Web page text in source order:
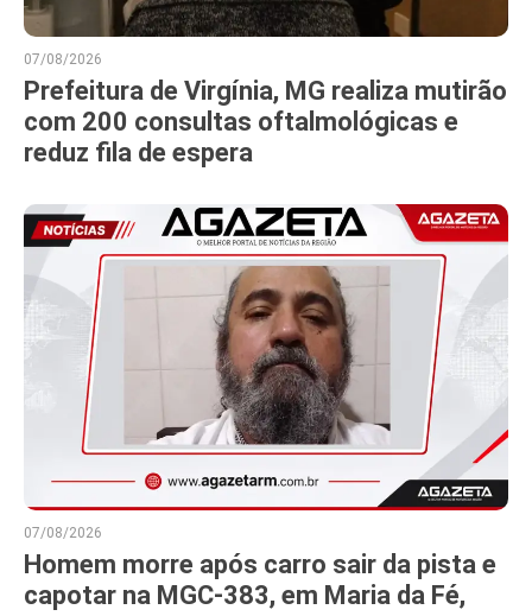
07/08/2026
Prefeitura de Virgínia, MG realiza mutirão
com 200 consultas oftalmológicas e
reduz fila de espera
07/08/2026
Homem morre após carro sair da pista e
capotar na MGC-383, em Maria da Fé,